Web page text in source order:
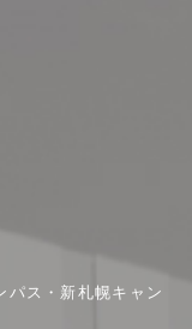
ス・新札幌キャン